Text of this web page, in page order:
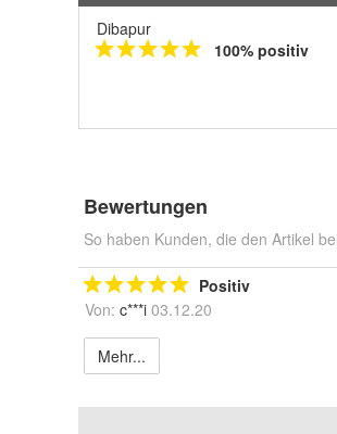
Dibapur
100% positiv
Bewertungen
So haben Kunden, die den Artikel
Positiv
Von: c***i 03.12.20
Mehr...